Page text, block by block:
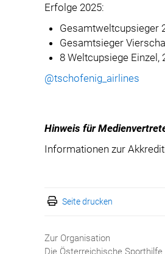
Erfolge 2025:
Gesamtweltcupsieger
Gesamtsieger
8 Weltcupsiege Einzel,
@tschofenig_airlines
Hinweis für
Informationen zur
Seite drucken
Zur Organisation
Die Österreichische